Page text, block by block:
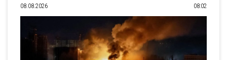
08.08.2026 08:02